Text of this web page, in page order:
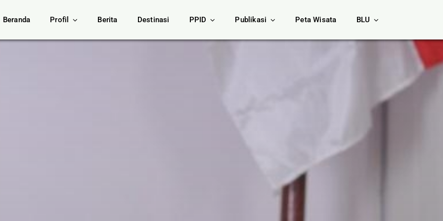
Beranda Profil Berita Destinasi PPID Publikasi Peta Wisata BLU